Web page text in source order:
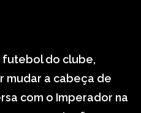
do clube,
mudar a cabeça de
com o Imperador na